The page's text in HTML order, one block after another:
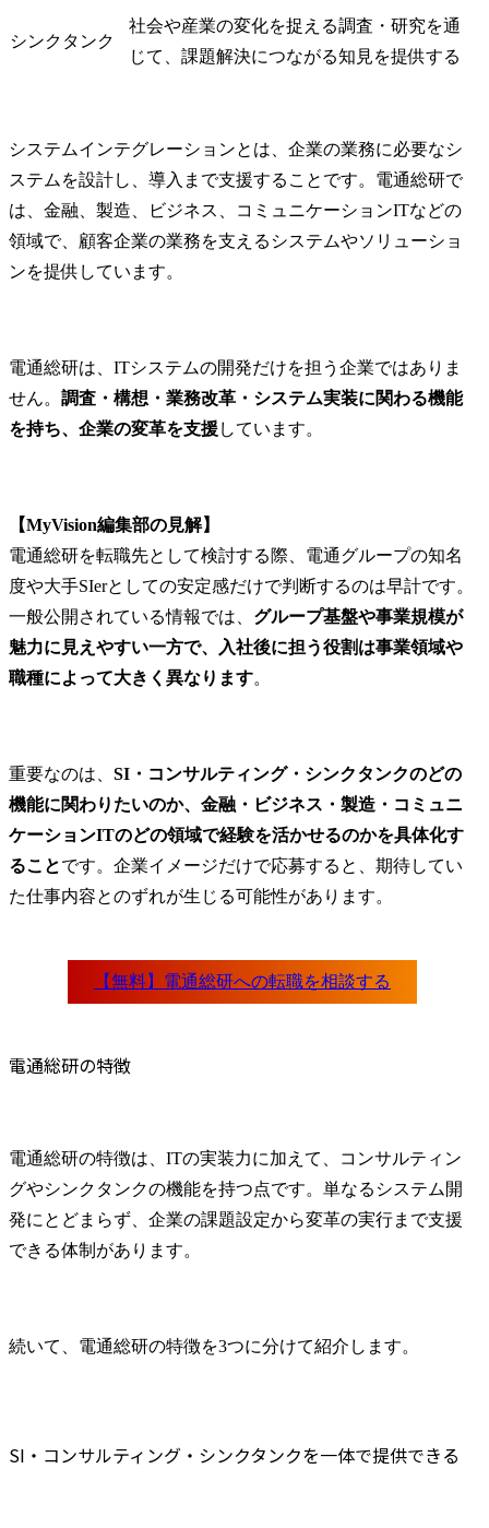
シンクタンク
社会や産業の変化を捉える調査・研究を通
じて、課題解決につながる知見を提供する
システムインテグレーションとは、企業の業務に必要なシ
ステムを設計し、導入まで支援することです。電通総研で
は、金融、製造、ビジネス、コミュニケーションITなどの
領域で、顧客企業の業務を支えるシステムやソリューショ
ンを提供しています。
電通総研は、ITシステムの開発だけを担う企業ではありま
せん。 調査・構想・業務改革・システム実装に関わる機能
を持ち、企業の変革を支援しています。
【MyVision編集部の見解】
電通総研を転職先として検討する際、電通グループの知名
度や大手SIerとしての安定感だけで判断するのは早計です。
一般公開されている情報では、 グループ基盤や事業規模が
魅力に見えやすい一方で、入社後に担う役割は事業領域や
職種によって大きく異なります。
重要なのは、 SI・コンサルティング・シンクタンクのどの
機能に関わりたいのか、金融・ビジネス・製造・コミュニ
ケーションITのどの領域で経験を活かせるのかを具体化す
ることです。企業イメージだけで応募すると、期待してい
た仕事内容とのずれが生じる可能性があります。
電通総研の特徴
電通総研の特徴は、ITの実装力に加えて、コンサルティン
グやシンクタンクの機能を持つ点です。単なるシステム開
発にとどまらず、企業の課題設定から変革の実行まで支援
できる体制があります。
続いて、電通総研の特徴を3つに分けて紹介します。
SI・コンサルティング・シンクタンクを一体で提供できる